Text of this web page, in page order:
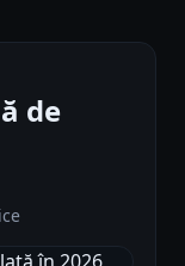
de